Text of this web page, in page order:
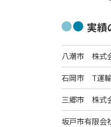
実績
石岡市 T運
三郷市 株式
坂戸市有限会